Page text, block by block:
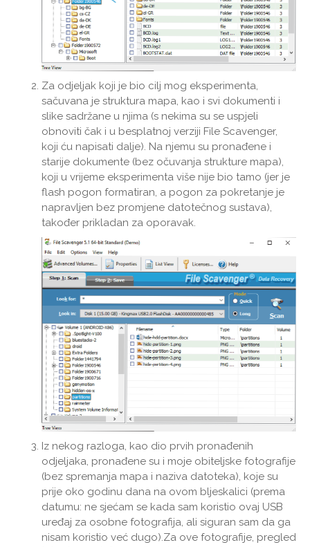
Za odjeljak koji je bio cilj mog eksperimenta,
sačuvana je struktura mapa, kao i svi dokumenti i
slike sadržane u njima (s nekima su se uspjeli
obnoviti čak i u besplatnoj verziji File Scavenger,
koji ću napisati dalje). Na njemu su pronađene i
starije dokumente (bez očuvanja strukture mapa),
koji u vrijeme eksperimenta više nije bio tamo (jer je
flash pogon formatiran, a pogon za pokretanje je
napravljen bez promjene datotečnog sustava),
također prikladan za oporavak.
Iz nekog razloga, kao dio prvih pronađenih
odjeljaka, pronađene su i moje obiteljske fotografije
(bez spremanja mapa i naziva datoteka), koje su
prije oko godinu dana na ovom bljeskalici (prema
datumu: ne sjećam se kada sam koristio ovaj USB
uređaj za osobne fotografija, ali siguran sam da ga
nisam koristio već dugo).Za ove fotografije, pregled